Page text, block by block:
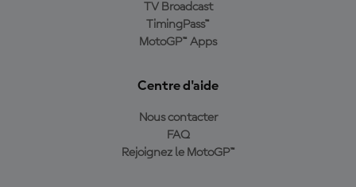
TV Broadcast
TimingPass™
MotoGP™ Apps
Centre d'aide
Nous contacter
FAQ
Rejoignez le MotoGP™